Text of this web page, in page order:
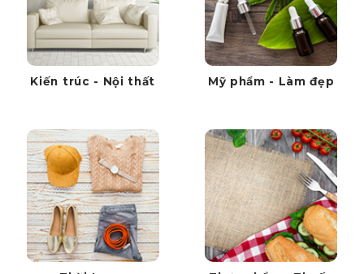
Kiến trúc - Nội thất Mỹ phẩm - Làm đẹp